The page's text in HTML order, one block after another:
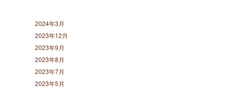
2024年3月
2023年12月
2023年9月
2023年8月
2023年7月
2023年5月